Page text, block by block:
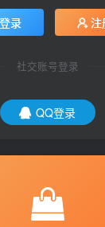
登录 注
社交账号登录
QQ登录